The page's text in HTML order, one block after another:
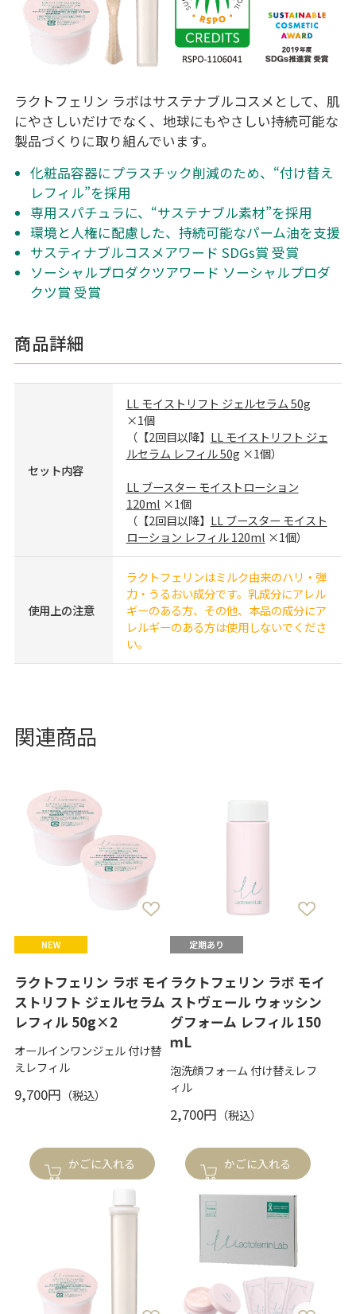
ラクトフェリン ラボはサステナブルコスメとして、肌
にやさしいだけでなく、地球にもやさしい持続可能な
製品づくりに取り組んでいます。
化粧品容器にプラスチック削減のため、“付け替え
レフィル”を採用
専用スパチュラに、“サステナブル素材”を採用
環境と人権に配慮した、持続可能なパーム油を支援
サスティナブルコスメアワード SDGs賞 受賞
ソーシャルプロダクツアワード ソーシャルプロダ
クツ賞 受賞
商品詳細
セット内容
LL モイストリフト ジェルセラム 50g
×1個
（【2回目以降】 LL モイストリフト ジェ
ルセラム レフィル 50g ×1個）
LL ブースター モイストローション
120ml ×1個
（【2回目以降】 LL ブースター モイスト
ローション レフィル 120ml ×1個）
使用上の注意
ラクトフェリンはミルク由来のハリ・弾
力・うるおい成分です。乳成分にアレル
ギーのある方、その他、本品の成分にア
レルギーのある方は使用しないでくださ
い。
関連商品
ラクトフェリン ラボ モイ
ストリフト ジェルセラム
レフィル 50g×2
オールインワンジェル 付け替
えレフィル
9,700円
かごに入れる
ラクトフェリン ラボ モイ
ストヴェール ウォッシン
グフォーム レフィル 150
ｍL
泡洗顔フォーム 付け替えレフ
ィル
2,700円
かごに入れる